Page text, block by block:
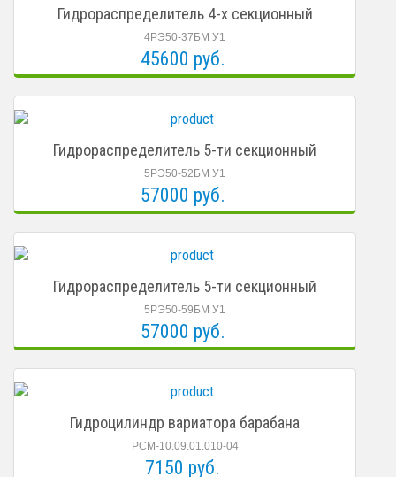
Гидрораспределитель 4-х секционный
4РЭ50-37БМ У1
45600 руб.
Гидрораспределитель 5-ти секционный
5РЭ50-52БМ У1
57000 руб.
Гидрораспределитель 5-ти секционный
5РЭ50-59БМ У1
57000 руб.
Гидроцилиндр вариатора барабана
РСМ-10.09.01.010-04
7150 руб.